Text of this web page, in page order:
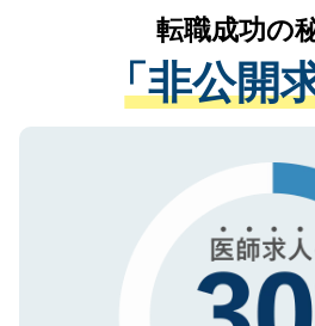
は、個人情報の取り扱
管理基準を満たした事
る、プライバシーマー
ご登録いただいた個人
で、機密保持に関して
かがいして、現在の医
経験をまじえながら、
させていただきます。
ない方には、長期的な
ので、まずはご登録く
転職成功の
「非公開